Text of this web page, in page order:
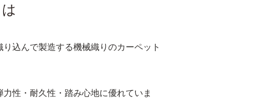
込んで製造する機械織りのカーペット
性・耐久性・踏み心地に優れていま